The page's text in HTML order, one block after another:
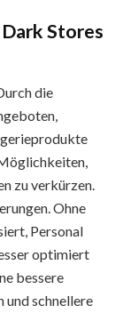
Stores
die
zu verkürzen.
Ohne
Personal
optimiert
bessere
und schnellere